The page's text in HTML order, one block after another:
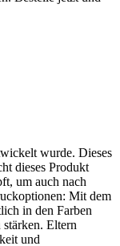
wurde. Dieses
dieses Produkt
um auch nach
Mit dem
in den Farben
Eltern
und